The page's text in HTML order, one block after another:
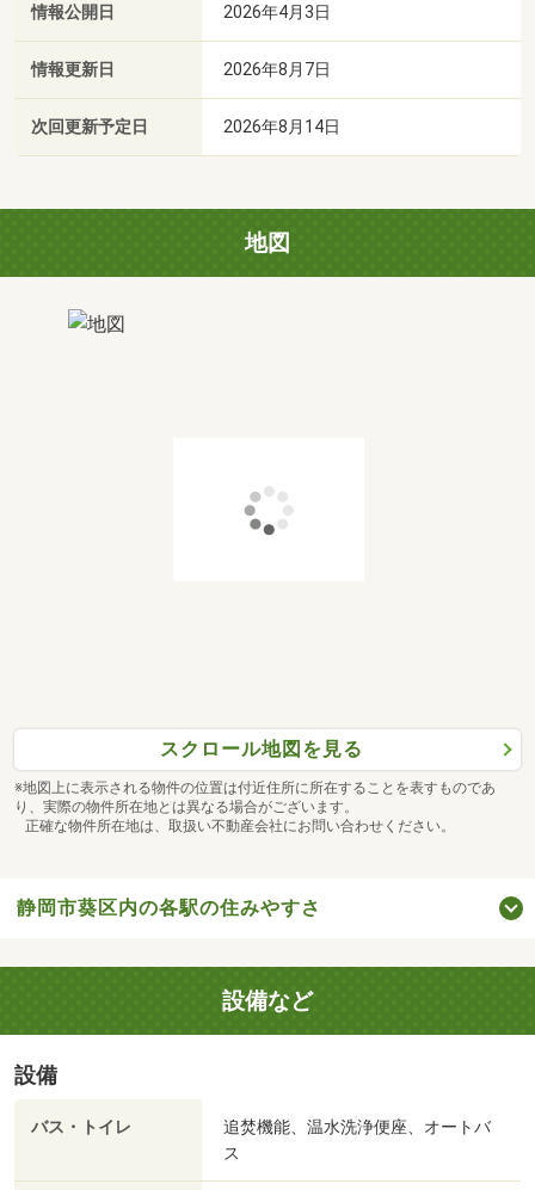
情報公開日 2026年4月3日
情報更新日 2026年8月7日
次回更新予定日 2026年8月14日
地図
スクロール地図を見る
※地図上に表示される物件の位置は付近住所に所在することを表すものであ
り、実際の物件所在地とは異なる場合がございます。
正確な物件所在地は、取扱い不動産会社にお問い合わせください。
静岡市葵区内の各駅の住みやすさ
設備など
設備
バス・トイレ
追焚機能、温水洗浄便座、オートバ
ス